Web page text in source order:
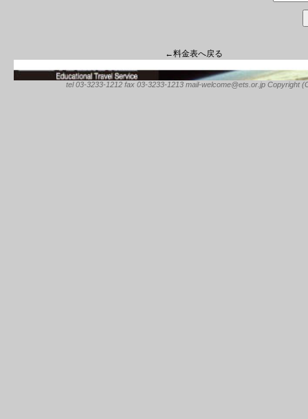
←料金表へ戻る
tel 03-3233-1212 fax 03-3233-1213 mail-welcome@ets.or.jp Copyright